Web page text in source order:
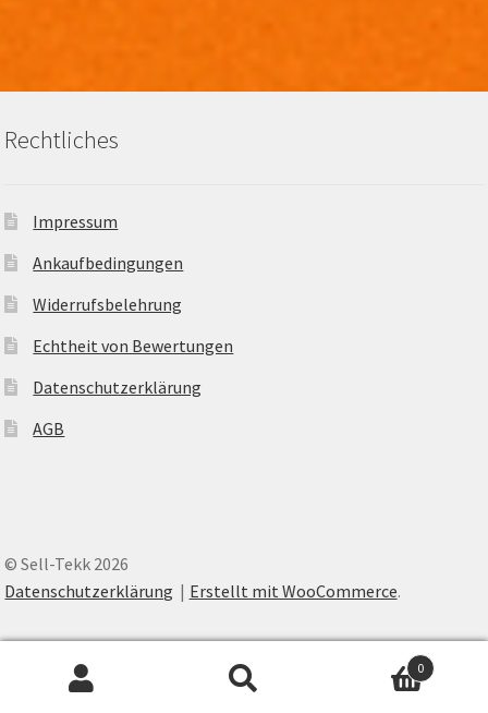
Rechtliches
Impressum
Ankaufbedingungen
Widerrufsbelehrung
Echtheit von Bewertungen
Datenschutzerklärung
AGB
© Sell-Tekk 2026
Datenschutzerklärung
Erstellt mit WooCommerce.
0